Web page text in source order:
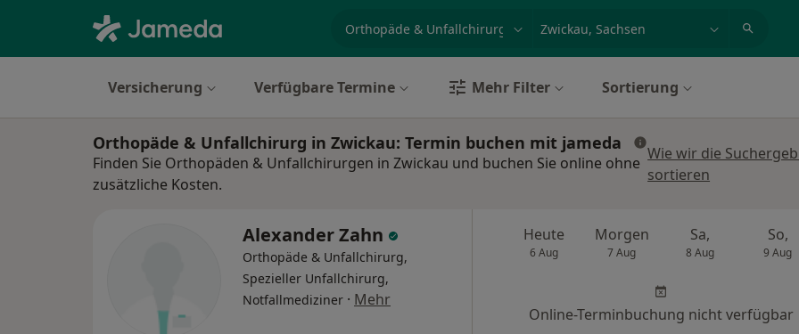
Versicherung Verfügbare Termine Mehr Filter Sortierung
Orthopäde & Unfallchirurg in Zwickau: Termin buchen mit jameda
Finden Sie Orthopäden & Unfallchirurgen in Zwickau und buchen Sie online ohne
zusätzliche Kosten.
Wie wir die
sortieren
Alexander Zahn
Orthopäde & Unfallchirurg,
Spezieller Unfallchirurg,
Notfallmediziner · Mehr
Heute
6 Aug
Morgen
7 Aug
Sa,
8 Aug
So,
9 Aug
Online-Terminbuchung nicht verfügbar